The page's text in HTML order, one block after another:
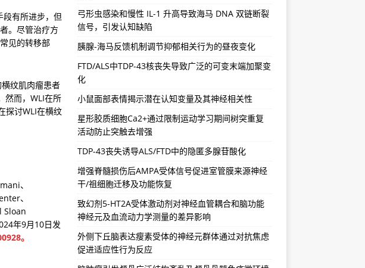
有所进步，但
。尽管治疗方
见的转移部
纹肌肉瘤患者
然而，WLI在所
探讨WLI在横纹
、
、
Sloan
年9月10日发
。
弓形虫感染和慢性 IL-1 升高导致海马 DNA 双链断裂
信号，引发认知缺陷
胰腺-海马反馈机制调节抑郁相关行为的昼夜变化
FTD/ALS中TDP-43核丧失导致广泛的可变末端加聚变
化
小鼠面部表情揭示潜在认知变量及其神经相关性
星形胶质细胞Ca2+通过限制运动学习期间树突重复
活动防止突触去增强
TDP-43丧失诱导ALS/FTD中的隐匿多腺苷酸化
增强脊髓损伤后AMPA受体信号促进室管膜来源神经
干/祖细胞迁移及功能恢复
致幻剂5-HT2A受体激动剂对神经血管耦合和脑功能
神经元及血流动力学测量的差异影响
外侧下丘脑表达瘦素受体的神经元群体通过对抗焦虑
促进适应性行为反应